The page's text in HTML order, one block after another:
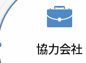
協力会社